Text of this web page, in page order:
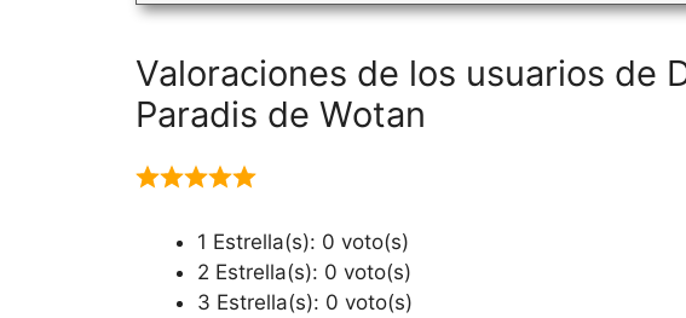
Valoraciones de los usuarios de
Paradis de Wotan
1 Estrella(s): 0 voto(s)
2 Estrella(s): 0 voto(s)
3 Estrella(s): 0 voto(s)